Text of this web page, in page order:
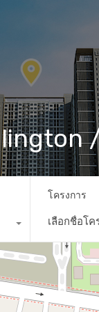
โครงการ
เลือกชื่อโค